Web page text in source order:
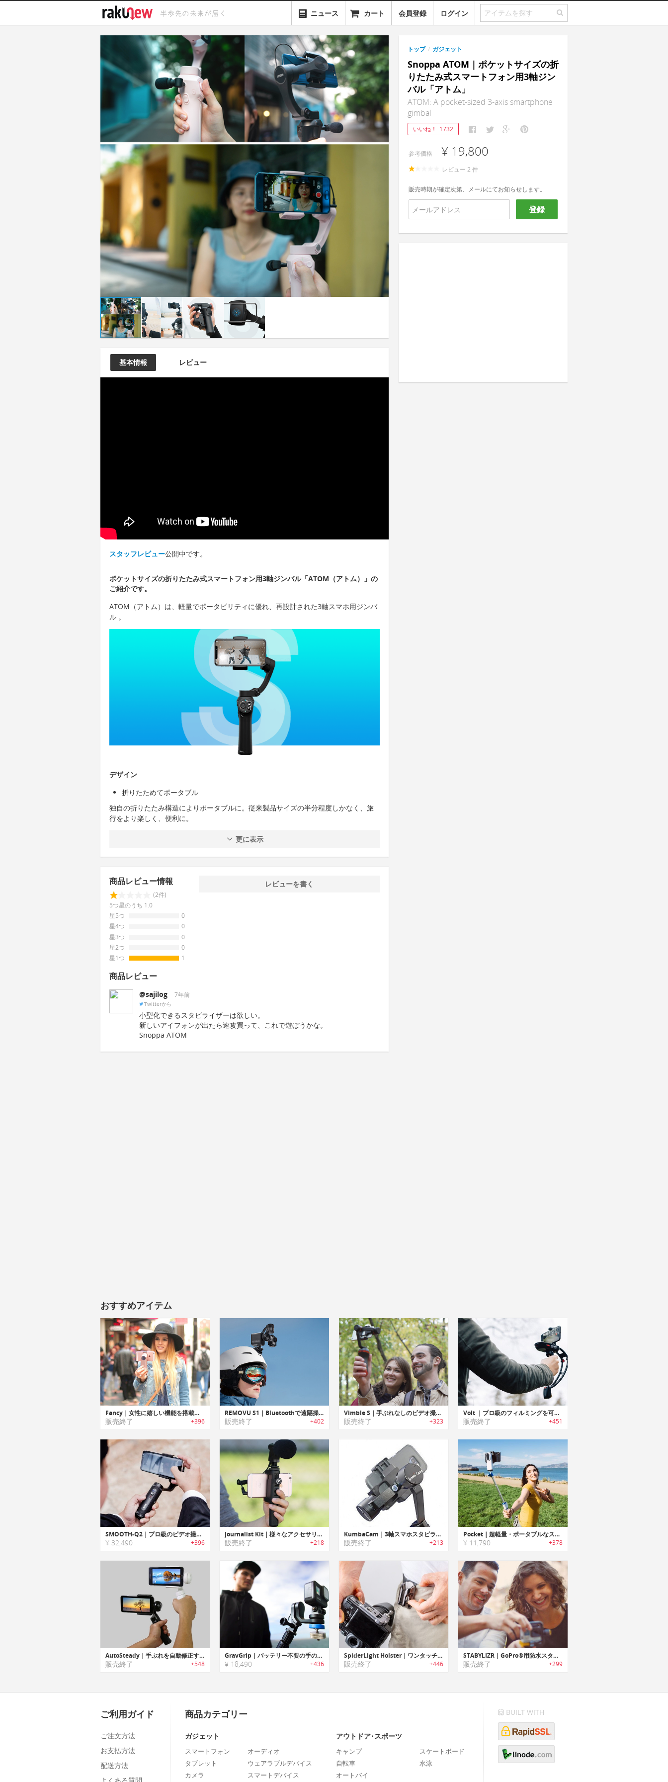
ニュース カート 会員登録 ログイン
基本情報 レビュー
スタッフレビュー公開中です。
ポケットサイズの折りたたみ式スマートフォン用3軸ジンバル「ATOM（アトム）」の
ご紹介です。
ATOM（アトム）は、軽量でポータビリティに優れ、再設計された3軸スマホ用ジンバ
ル 。
デザイン
折りたためてポータブル
独自の折りたたみ構造によりポータブルに。従来製品サイズの半分程度しかなく、旅
行をより楽しく、便利に。
更に表示
商品レビュー情報
(2件)
5つ星のうち 1.0
星5つ
0
星4つ
0
星3つ
0
星2つ
0
星1つ
1
レビューを書く
商品レビュー
@sajilog 7年前
Twitterから
小型化できるスタビライザーは欲しい。
新しいアイフォンが出たら速攻買って、これで遊ぼうかな。
Snoppa ATOM
トップ / ガジェット
Snoppa ATOM｜ポケットサイズの折
りたたみ式スマートフォン用3軸ジン
バル「アトム」
ATOM: A pocket-sized 3-axis smartphone
gimbal
いいね！ 1732
参考価格 ¥ 19,800
レビュー 2 件
販売時期が確定次第、メールにてお知らせします。
登録
おすすめアイテム
Fancy｜女性に嬉しい機能を搭載したスマホ用スリムコンパクトスタビライザー「ファンシー」
販売終了 +396
REMOVU S1｜Bluetoothで遠隔操作できるGoPro用3軸ジンバル「レモヴュS1」
販売終了 +402
Vimble S｜手ぶれなしのビデオ撮影を可能にするスマホ用スタビライザー「ビンブルS」
販売終了 +323
Volt ｜プロ級のフィルミングを可能にするスマホ用スタビライザー「ボルト」
販売終了 +451
SMOOTH-Q2｜プロ級のビデオ撮影が行えるスマホ用ポケットサイズジンバル「Q2」
¥ 32,490 +396
Journalist Kit｜様々なアクセサリーをマウント可能なスマホ用ユニバーサル三脚/ハンドグリップ「ジャーナリストキット」
販売終了 +218
KumbaCam｜3軸スマホスタビライザー「クンバカム」
販売終了 +213
Pocket｜超軽量・ポータブルなスマホ用ポケットスタビライザー「ポケット」
¥ 11,790 +378
AutoSteady｜手ぶれを自動修正する三軸カメラスタビライザー「オートステディー」
販売終了 +548
GravGrip｜バッテリー不要の手のひらサイズカメラスタビライザー「グラブグリップ」
¥ 18,490 +436
SpiderLight Holster｜ワンタッチでカメラを取り付け/取り外し可能なホルスター式カメラキャリー「スパイダーライトホルスター」【並行輸入品】
販売終了 +446
STABYLIZR｜GoPro®用防水スタビライザー「ステイブライザー」
販売終了 +299
ご利用ガイド
ご注文方法
お支払方法
配送方法
商品カテゴリー
ガジェット
スマートフォン
タブレット
カメラ
オーディオ
ウェアラブルデバイス
スマートデバイス
アウトドア･スポーツ
キャンプ
自転車
オートバイ
スケートボード
水泳
BUILT WITH